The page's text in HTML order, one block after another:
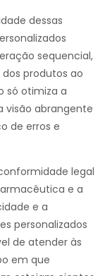
dessas
sequencial,
produtos ao
só otimiza a
visão abrangente
de erros e
legal
e a
e a
personalizados
de atender às
em que